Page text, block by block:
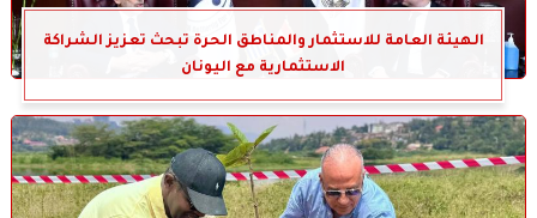
الهيئة العامة للاستثمار والمناطق الحرة تبحث تعزيز الشراكة
الاستثمارية مع اليونان